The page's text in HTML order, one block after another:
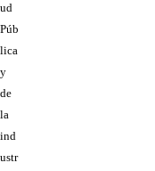
ud
Púb
lica
y
de
la
ind
ustr